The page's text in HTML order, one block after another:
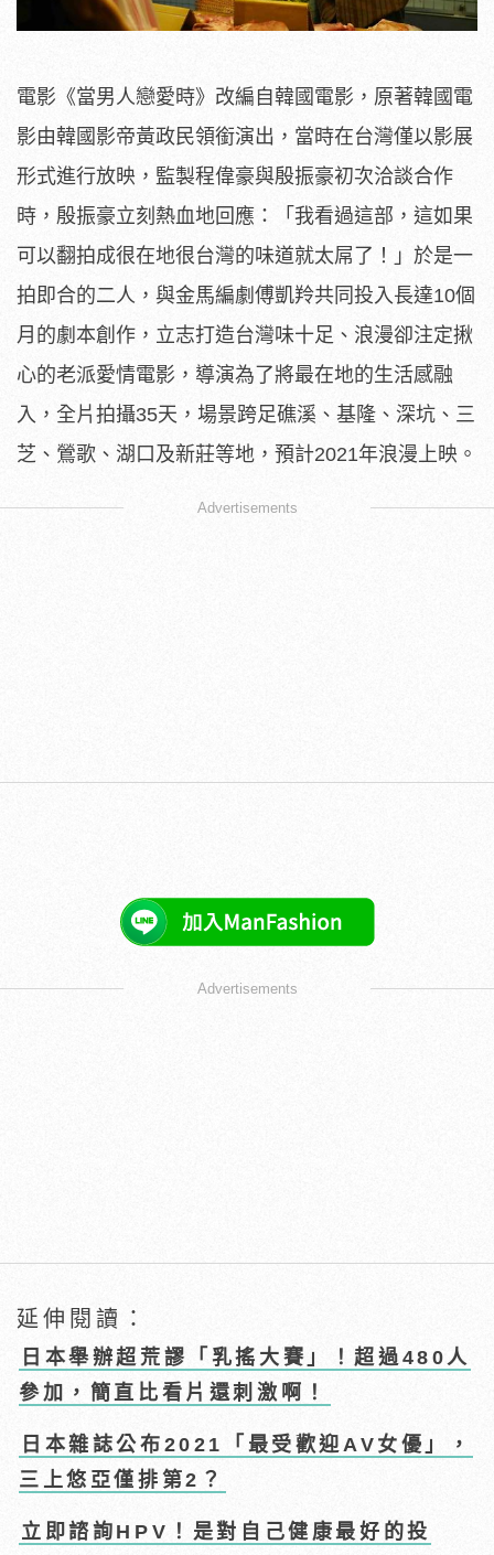
電影《當男人戀愛時》改編自韓國電影， 原著韓國電
影由韓國影帝黃政民領銜演出， 當時在台灣僅以影展
形式進行放映， 監製程偉豪與殷振豪初次洽談合作
時，殷振豪立刻熱血地回應：「 我看過這部，這如果
可以翻拍成很在地很台灣的味道就太屌了！」 於是一
拍即合的二人，與金馬編劇傅凱羚共同投入長達10個
月的劇 本創作，立志打造台灣味十足、浪漫卻注定揪
心的老派愛情電影， 導演為了將最在地的生活感融
入，全片拍攝35天，場景跨足礁溪、 基隆、深坑、三
芝、鶯歌、湖口及新莊等地，預計2021年浪漫上映。
Advertisements
Advertisements
延伸閱讀：
日本舉辦超荒謬「乳搖大賽」！超過480人
參加，簡直比看片還刺激啊！
日本雜誌公布2021「最受歡迎AV女優」，
三上悠亞僅排第2？
立即諮詢HPV！是對自己健康最好的投